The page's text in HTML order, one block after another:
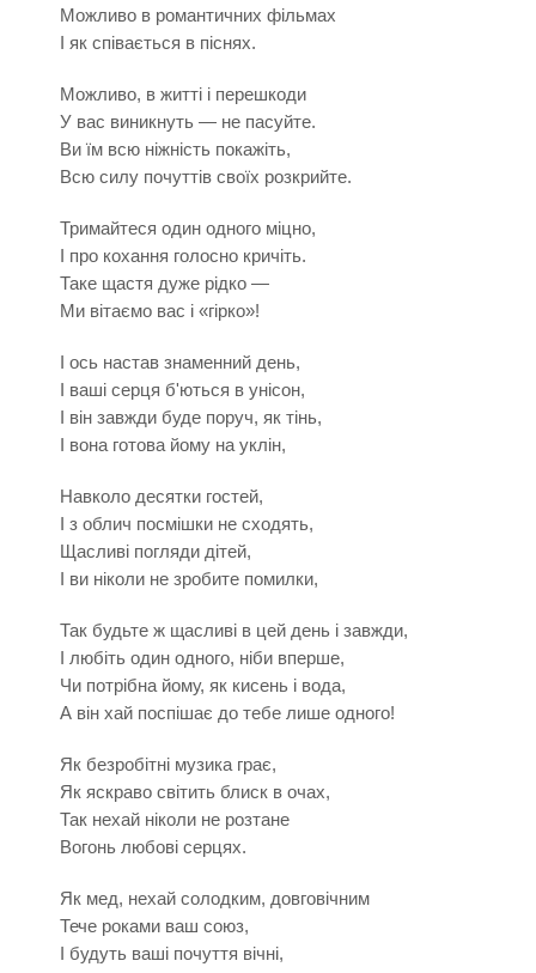
Можливо в романтичних фільмах
І як співається в піснях.
Можливо, в житті і перешкоди
У вас виникнуть — не пасуйте.
Ви їм всю ніжність покажіть,
Всю силу почуттів своїх розкрийте.
Тримайтеся один одного міцно,
І про кохання голосно кричіть.
Таке щастя дуже рідко —
Ми вітаємо вас і «гірко»!
І ось настав знаменний день,
І ваші серця б'ються в унісон,
І він завжди буде поруч, як тінь,
І вона готова йому на уклін,
Навколо десятки гостей,
І з облич посмішки не сходять,
Щасливі погляди дітей,
І ви ніколи не зробите помилки,
Так будьте ж щасливі в цей день і завжди,
І любіть один одного, ніби вперше,
Чи потрібна йому, як кисень і вода,
А він хай поспішає до тебе лише одного!
Як безробітні музика грає,
Як яскраво світить блиск в очах,
Так нехай ніколи не розтане
Вогонь любові серцях.
Як мед, нехай солодким, довговічним
Тече роками ваш союз,
І будуть ваші почуття вічні,